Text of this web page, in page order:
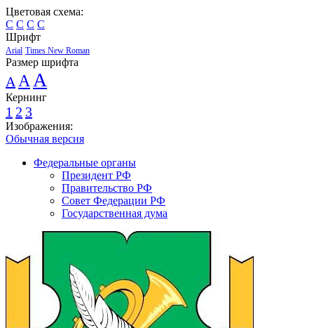
Цветовая схема:
C C C C
Шрифт
Arial Times New Roman
Размер шрифта
A A A
Кернинг
1 2 3
Изображения:
Обычная версия
Федеральные органы
Президент РФ
Правительство РФ
Совет Федерации РФ
Государственная дума